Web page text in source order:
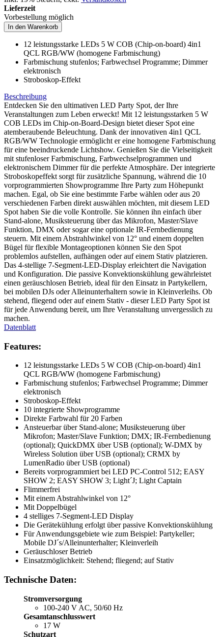
Lieferzeit
Vorbestellung möglich
In den Warenkorb
12 leistungsstarke LEDs 5 W COB (Chip-on-board) 4in1
QCL RGB/WW (homogene Farbmischung)
Farbmischung stufenlos; Farbwechsel Programme; Dimmer
elektronisch
Stroboskop-Effekt
Beschreibung
Entdecken Sie den ultimativen LED Party Spot, der Ihre
Veranstaltungen zum Leben erweckt! Mit 12 leistungsstarken 5 W
COB LEDs im Chip-on-Board-Design bietet dieser Spot eine
atemberaubende Beleuchtung. Dank der innovativen 4in1 QCL
RGB/WW Technologie ermöglicht er eine homogene Farbmischung
für eine beeindruckende Lichtshow. Genießen Sie die Vielseitigkeit
mit stufenloser Farbmischung, Farbwechselprogrammen und
elektronischem Dimmer für die perfekte Atmosphäre. Der integrierte
Stroboskopeffekt sorgt für zusätzliche Spannung, während die 10
vorprogrammierten Showprogramme Ihre Party zum Höhepunkt
machen. Egal, ob Sie eine bestimmte Farbe wählen oder aus 20
verschiedenen Farben direkt auswählen möchten, mit diesem LED
Spot haben Sie die volle Kontrolle. Sie können ihn einfach über
Stand-alone, Musiksteuerung über das Mikrofon, Master/Slave
Funktion, DMX oder sogar eine optionale IR-Fernbedienung
steuern. Mit einem Abstrahlwinkel von 12° und einem doppelten
Bügel für flexible Montageoptionen können Sie den Spot
problemlos aufstellen, aufhängen oder auf einem Stativ platzieren.
Das 4-stellige 7-Segment-LED-Display erleichtert die Navigation
und Konfiguration. Die passive Konvektionskühlung gewährleistet
einen geräuschlosen Betrieb, ideal für den Einsatz in Partykellern,
bei mobilen DJs oder Alleinunterhaltern sowie in Kleinverleihs. Ob
stehend, fliegend oder auf einem Stativ - dieser LED Party Spot ist
für jede Anwendung bereit, um Ihre Veranstaltung unvergesslich zu
machen.
Datenblatt
Features:
12 leistungsstarke LEDs 5 W COB (Chip-on-board) 4in1
QCL RGB/WW (homogene Farbmischung)
Farbmischung stufenlos; Farbwechsel Programme; Dimmer
elektronisch
Stroboskop-Effekt
10 integrierte Showprogramme
Direkte Farbwahl für 20 Farben
Ansteuerbar über Stand-alone; Musiksteuerung über
Mikrofon; Master/Slave Funktion; DMX; IR-Fernbedienung
(optional); QuickDMX über USB (optional); W-DMX by
Wireless Solution über USB (optional); CRMX by
LumenRadio über USB (optional)
Bereits vorprogrammiert bei LED PC-Control 512; EASY
SHOW 2; EASY SHOW 3; Light´J; Light Captain
Flimmerfrei
Mit einem Abstrahlwinkel von 12°
Mit Doppelbügel
4 stelliges 7-Segment-LED Display
Die Gerätekühlung erfolgt über passive Konvektionskühlung
Für Anwendungsgebiete wie zum Beispiel: Partykeller;
Mobile DJ´s/Alleinunterhalter; Kleinverleih
Geräuschloser Betrieb
Einsatzmöglichkeit: Stehend; fliegend; auf Stativ
Technische Daten:
Stromversorgung
100-240 V AC, 50/60 Hz
Gesamtanschlusswert
17 W
Schutzart